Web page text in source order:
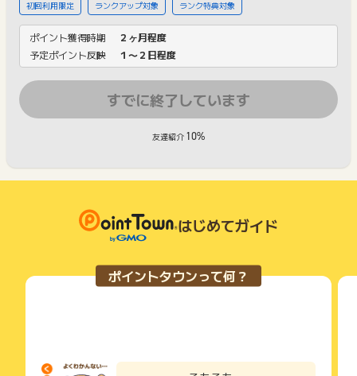
初回利用限定 ランクアップ対象 ランク特典対象
ポイント獲得時期
２ヶ月程度
予定ポイント反映
１〜２日程度
すでに終了しています
友達紹介 10%
はじめてガイド
ポイントタウンって何？